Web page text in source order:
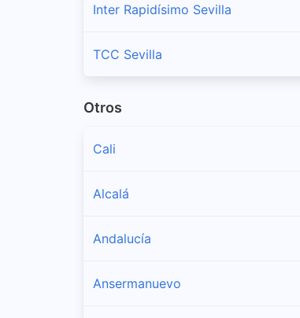
Inter Rapidísimo Sevilla
TCC Sevilla
Otros
Cali
Alcalá
Andalucía
Ansermanuevo